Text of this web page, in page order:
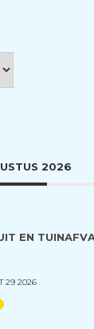
2026
EN
29 2026